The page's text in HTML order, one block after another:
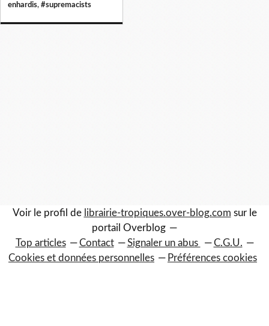
enhardis, #supremacists
Voir le profil de librairie-tropiques.over-blog.com sur le
portail Overblog
Top articles
Contact Signaler un abus
C.G.U.
Cookies et données personnelles
Préférences cookies